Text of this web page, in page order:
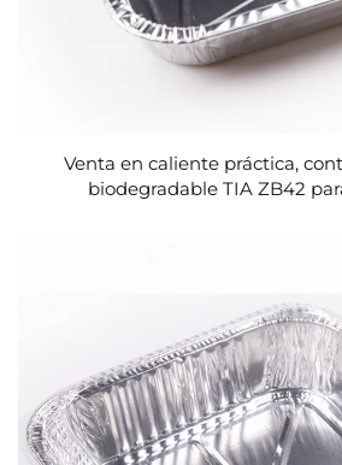
Venta en caliente práctica,
biodegradable TIA ZB42